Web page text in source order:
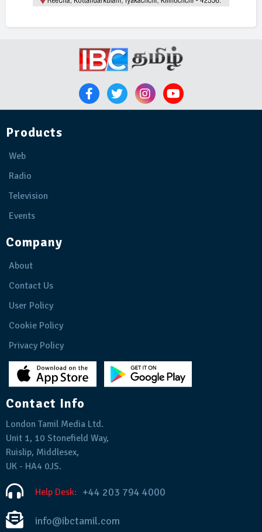
Products
Web
Radio
Television
Events
Company
About
Contact Us
User Policy
Cookie Policy
Privacy Policy
Contact Info
London Tamil Media Ltd.
Unit 1, 10 Stonefield Way,
Ruislip, Middlesex,
UK - HA4 0JS.
Help Desk: +44 203 794 4000
info@ibctamil.com